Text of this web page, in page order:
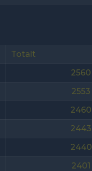
Totalt
2560
2553
2460
2443
2440
2401